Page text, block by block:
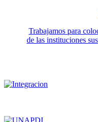
Trabajamos para
de las instituciones